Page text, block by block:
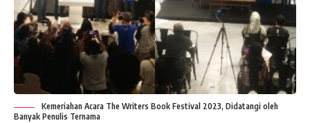
Kemeriahan Acara The Writers Book Festival 2023, Didatangi oleh
Banyak Penulis Ternama